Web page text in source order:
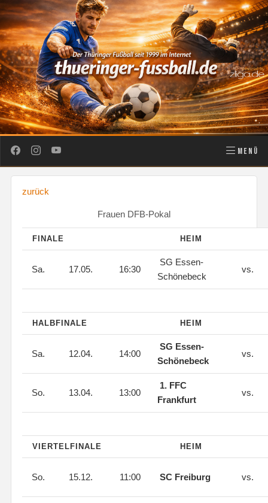
MENÜ
zurück
Frauen DFB-Pokal
FINALE HEIM
Sa. 17.05. 16:30
SG Essen-
Schönebeck
vs.
HALBFINALE HEIM
Sa. 12.04. 14:00
SG Essen-
Schönebeck
vs.
So. 13.04. 13:00
1. FFC
Frankfurt
vs.
VIERTELFINALE HEIM
So. 15.12. 11:00 SC Freiburg vs.